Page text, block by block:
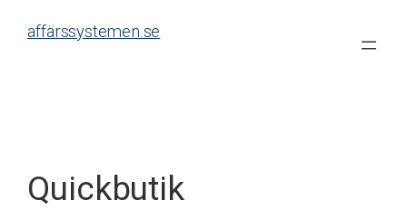
affärssystemen.se
Quickbutik